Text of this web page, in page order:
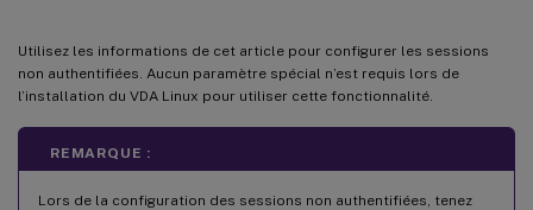
Utilisez les informations de cet article pour configurer les sessions
non authentifiées. Aucun paramètre spécial n’est requis lors de
l’installation du VDA Linux pour utiliser cette fonctionnalité.
REMARQUE :
Lors de la configuration des sessions non authentifiées, tenez